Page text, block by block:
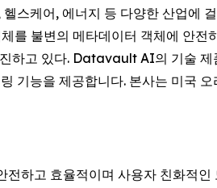
스케어, 에너지 등 다양한 산업에
불변의 메타데이터 객체에 안전
하고 있다. Datavault AI의 기술 제
기능을 제공합니다. 본사는 미국 오
하고 효율적이며 사용자 친화적인